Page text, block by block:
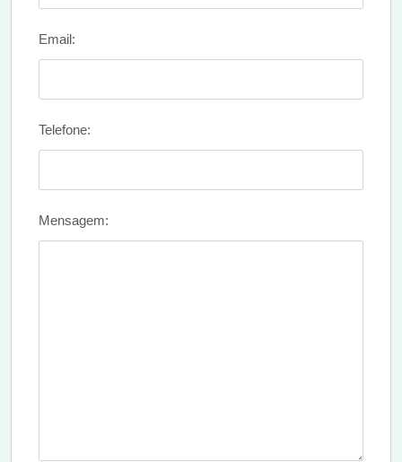
Email:
Telefone:
Mensagem: